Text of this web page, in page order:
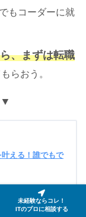
もコーダーに就
、まずは転職
らおう。
▼
叶える！誰でもで
未経験ならコレ！
ITのプロに相談する